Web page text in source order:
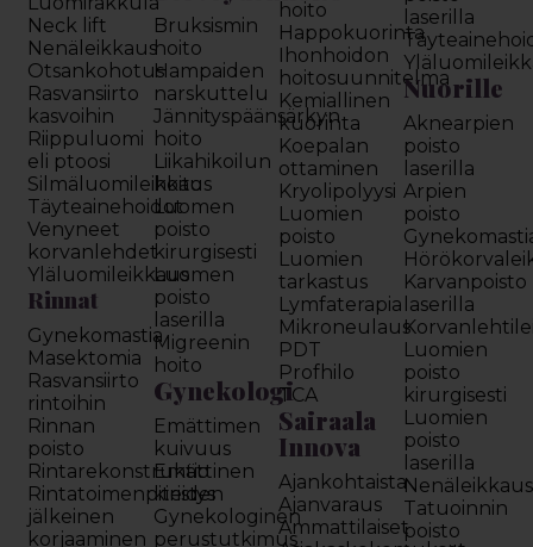
Neck lift
Nenäleikkaus
Otsankohotus
Rasvansiirto
kasvoihin
Riippuluomi
eli ptoosi
Silmäluomileikkaus
Täyteainehoidot
Venyneet
korvanlehdet
Yläluomileikkaus
Rinnat
Gynekomastia
Masektomia
Rasvansiirto
rintoihin
Rinnan
poisto
Rintarekonstruktio
Rintatoimenpiteiden
jälkeinen
korjaaminen
Bruksismin
hoito
Hampaiden
narskuttelu
Jännityspäänsärkyn
hoito
Liikahikoilun
hoito
Luomen
poisto
kirurgisesti
Luomen
poisto
laserilla
Migreenin
hoito
Gynekologi
Emättimen
kuivuus
Emättinen
kiristys
Gynekologinen
perustutkimus
hoito
Happokuorinta
Ihonhoidon
hoitosuunnitelma
Kemiallinen
kuorinta
Koepalan
ottaminen
Kryolipolyysi
Luomien
poisto
Luomien
tarkastus
Lymfaterapia
Mikroneulaus
PDT
Profhilo
TCA
Sairaala
Innova
Ajankohtaista
Ajanvaraus
Ammattilaiset
laserilla
Nuorille
Aknearpien
poisto
laserilla
Arpien
poisto
Karvanpoisto
laserilla
Luomien
poisto
kirurgisesti
Luomien
poisto
laserilla
Nenäleikkaus
Tatuoinnin
poisto